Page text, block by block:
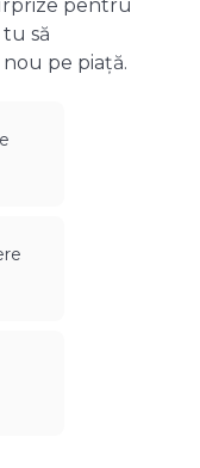
pentru
să
pe piață.